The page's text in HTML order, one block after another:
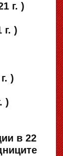
г. )
)
)
)
в 22